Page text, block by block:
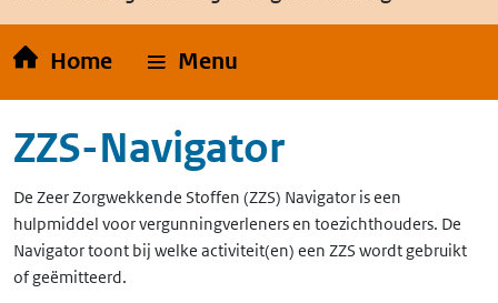
Home Menu
ZZS-Navigator
De Zeer Zorgwekkende Stoffen (ZZS) Navigator is een
hulpmiddel voor vergunningverleners en toezichthouders. De
Navigator toont bij welke activiteit(en) een ZZS wordt gebruikt
of geëmitteerd.